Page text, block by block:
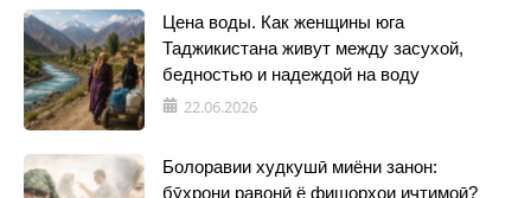
Цена воды. Как женщины юга
Таджикистана живут между засухой,
бедностью и надеждой на воду
22.06.2026
Болоравии худкушӣ миёни занон:
бӯҳрони равонӣ ё фишорҳои иҷтимоӣ?